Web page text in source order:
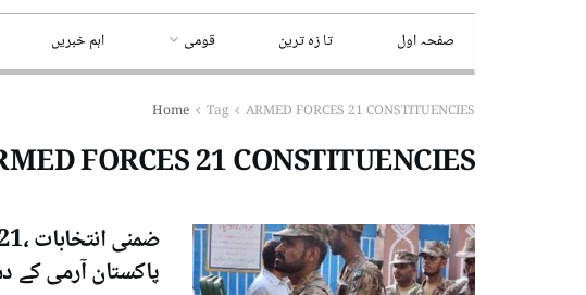
صفحہ اول تا زہ ترین قومی اہم خبریں
Home Tag ARMED FORCES 21 CONSTITUENCIES
FORCES 21 CONSTITUENCIES
پاکستان آرمی کے